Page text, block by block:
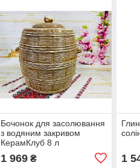
Бочонок для засолювання
з водяним закривом
КерамКлуб 8 л
1 969₴ 1